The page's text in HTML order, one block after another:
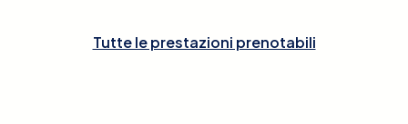
Tutte le prestazioni prenotabili